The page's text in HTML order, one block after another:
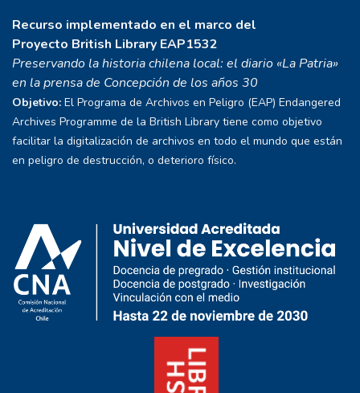
Recurso implementado en el marco del
Proyecto British Library EAP1532
Preservando la historia chilena local: el diario «La Patria»
en la prensa de Concepción de los años 30
Objetivo: El Programa de Archivos en Peligro (EAP) Endangered
Archives Programme de la British Library tiene como objetivo
facilitar la digitalización de archivos en todo el mundo que están
en peligro de destrucción, o deterioro físico.